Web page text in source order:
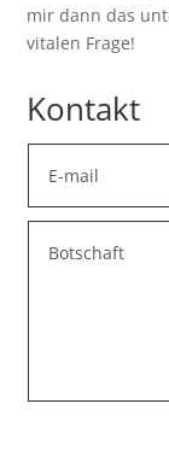
mir dann das
vitalen Frage!
Kontakt